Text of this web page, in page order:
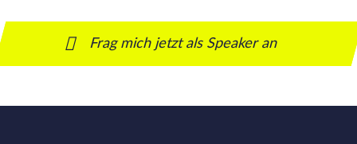
Frag mich jetzt als Speaker an